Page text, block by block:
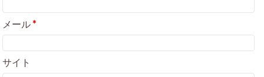
メール*
サイト